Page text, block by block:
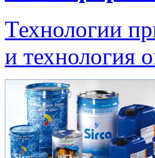
Технологии
и технология